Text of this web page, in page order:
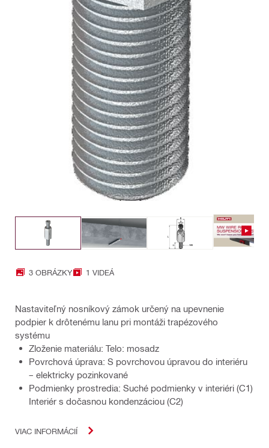
3 OBRÁZKY 1 VIDEÁ
Nastaviteľný nosníkový zámok určený na upevnenie
podpier k drôtenému lanu pri montáži trapézového
systému
Zloženie materiálu: Telo: mosadz
Povrchová úprava: S povrchovou úpravou do interiéru
– elektricky pozinkované
Podmienky prostredia: Suché podmienky v interiéri (C1)
Interiér s dočasnou kondenzáciou (C2)
VIAC INFORMÁCIÍ